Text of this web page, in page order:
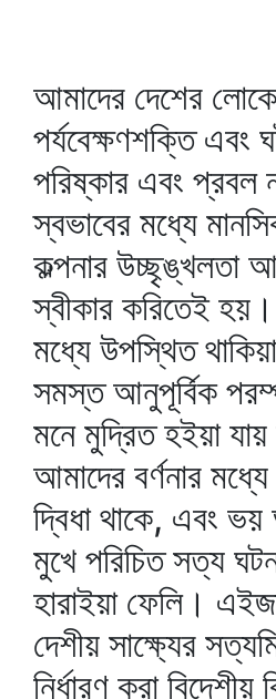
আমাদের দেশের
পর্যবেক্ষণশক্তি এবং
পরিষ্কার এবং প্রবল
স্বভাবের মধ্যে
কল্পনার উচ্ছৃঙ্খলতা
স্বীকার করিতেই
মধ্যে উপস্থিত
সমস্ত আনুপূর্বিক
মনে মুদ্রিত হইয়া
আমাদের বর্ণনার
দ্বিধা থাকে, এবং ভয়
মুখে পরিচিত সত্য
হারাইয়া ফেলি।
দেশীয় সাক্ষ্যের
নির্ধারণ করা বিদেশীয়